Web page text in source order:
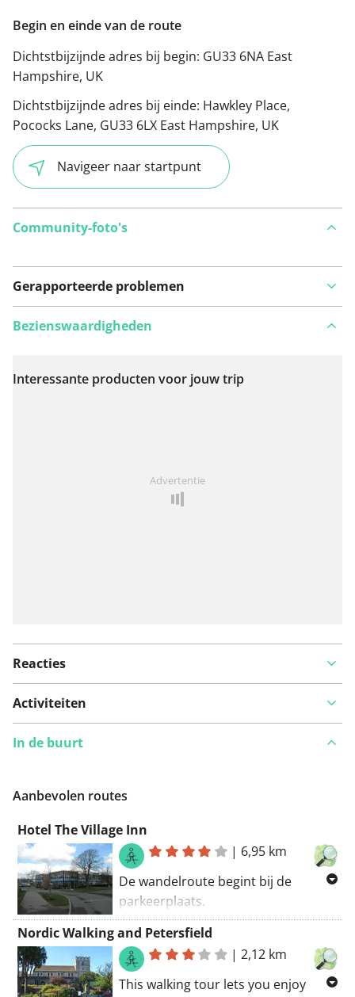
Begin en einde van de route
Dichtstbijzijnde adres bij begin: GU33 6NA East
Hampshire, UK
Dichtstbijzijnde adres bij einde: Hawkley Place,
Pococks Lane, GU33 6LX East Hampshire, UK
Navigeer naar startpunt
Community-foto's
Gerapporteerde problemen
Bekijk op kaart
Bezienswaardigheden
Interessante producten voor jouw trip
Advertentie
Reacties
Activiteiten
In de buurt
Aanbevolen routes
Hotel The Village Inn
| 6,95 km
De wandelroute begint bij de
parkeerplaats.
Er is weinig (geen) kans dat je
onderweg auto's zult zien. Had je
meerdaagse tochten in gedachten?
Er zijn enkele hotels langs deze
Nordic Walking and Petersfield
|2,12 km
This walking tour lets you enjoy